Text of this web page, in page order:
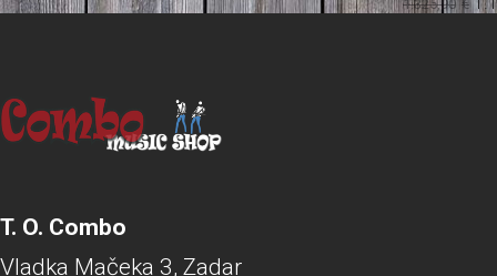
€
1.325,90
T. O. Combo
Vladka Mačeka 3, Zadar